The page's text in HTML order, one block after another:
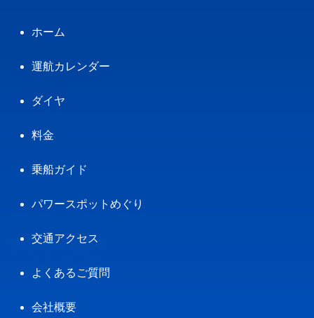
ホーム
運航カレンダー
ダイヤ
料金
乗船ガイド
パワースポットめぐり
交通アクセス
よくあるご質問
会社概要